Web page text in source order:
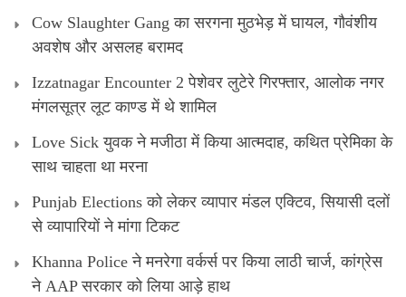
Cow Slaughter Gang का सरगना मुठभेड़ में घायल, गौवंशीय
अवशेष और असलह बरामद
Izzatnagar Encounter 2 पेशेवर लुटेरे गिरफ्तार, आलोक नगर
मंगलसूत्र लूट काण्‍ड में थे शामिल
Love Sick युवक ने मजीठा में किया आत्मदाह, कथित प्रेमिका के
साथ चाहता था मरना
Punjab Elections को लेकर व्यापार मंडल एक्टिव, सियासी दलों
से व्यापारियों ने मांगा टिकट
Khanna Police ने मनरेगा वर्कर्स पर किया लाठी चार्ज, कांग्रेस
ने AAP सरकार को लिया आड़े हाथ